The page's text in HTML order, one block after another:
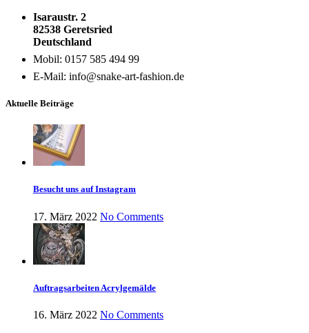
Isaraustr. 2
82538 Geretsried
Deutschland
Mobil: 0157 585 494 99
E-Mail: info@snake-art-fashion.de
Aktuelle Beiträge
Besucht uns auf Instagram
17. März 2022 No Comments
Auftragsarbeiten Acrylgemälde
16. März 2022 No Comments